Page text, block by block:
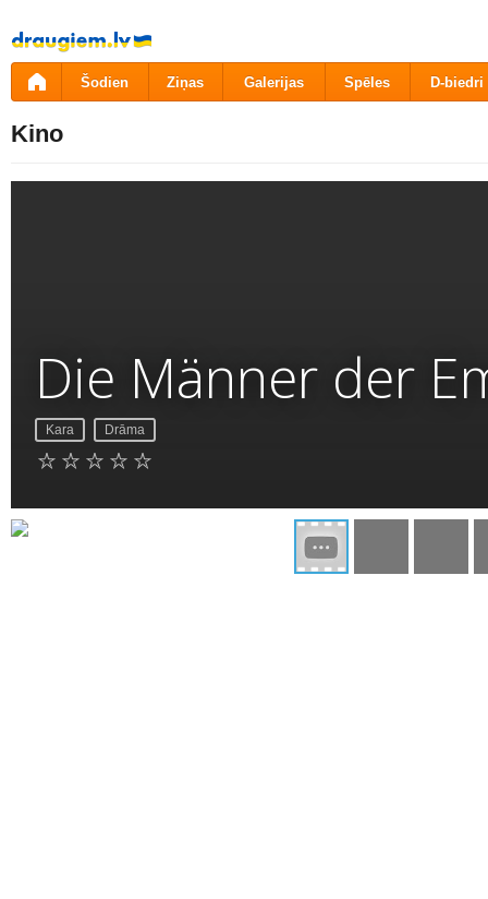
Pāriet
uz
saturu
Šodien Ziņas Galerijas Spēles D-biedri
Kino
Die Männer der
Kara Drāma